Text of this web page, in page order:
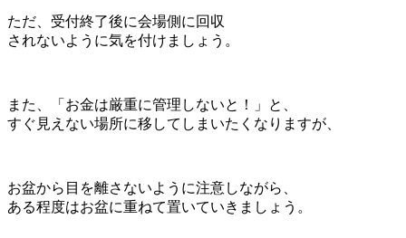
ただ、受付終了後に会場側に回収
されないように気を付けましょう。
また、「お金は厳重に管理しないと！」と、
すぐ見えない場所に移してしまいたくなりますが、
お盆から目を離さないように注意しながら、
ある程度はお盆に重ねて置いていきましょう。